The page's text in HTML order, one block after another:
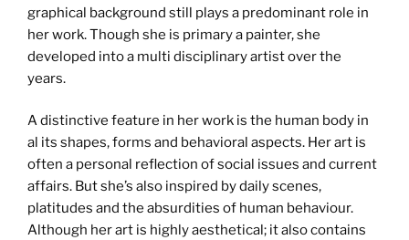
graphical background still plays a predominant role in
her work. Though she is primary a painter, she
developed into a multi disciplinary artist over the
years.
A distinctive feature in her work is the human body in
al its shapes, forms and behavioral aspects. Her art is
often a personal reflection of social issues and current
affairs. But she’s also inspired by daily scenes,
platitudes and the absurdities of human behaviour.
Although her art is highly aesthetical; it also contains